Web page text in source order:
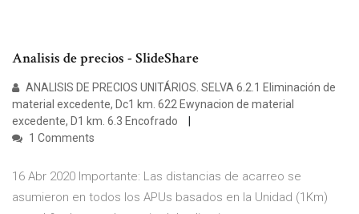
Analisis de precios - SlideShare
ANALISIS DE PRECIOS UNITÁRIOS. SELVA 6.2.1 Eliminación de
material excedente, Dc1 km. 622 Ewynacion de material
excedente, D1 km. 6.3 Encofrado
1 Comments
16 Abr 2020 Importante: Las distancias de acarreo se
asumieron en todos los APUs basados en la Unidad (1Km)